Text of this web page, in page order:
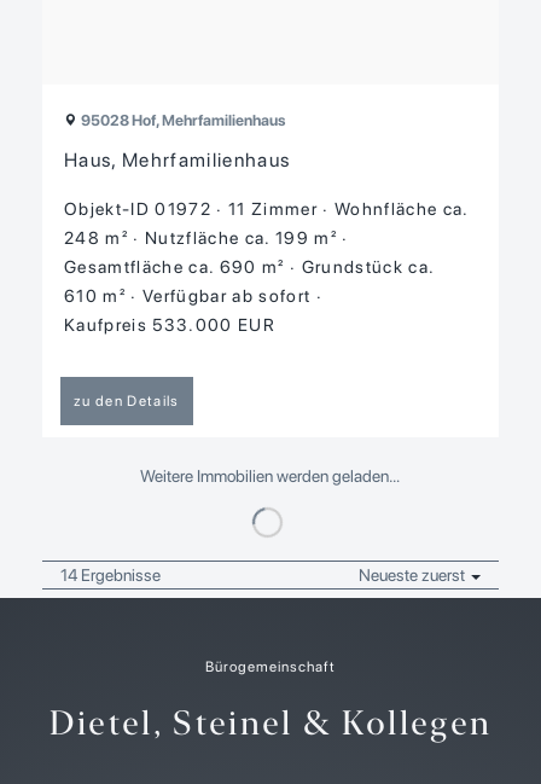
95028 Hof, Mehrfamilienhaus
Haus, Mehrfamilienhaus
Objekt-ID 01972 11 Zimmer
Wohnfläche ca.
248 m²
Nutzfläche ca. 199 m²
Gesamtfläche ca. 690 m²
Grund­stück ca.
610 m²
Verfügbar ab sofort
Kaufpreis 533.000 EUR
zu den Details
Weitere Immobilien werden geladen…
14 Ergebnisse Neueste zuerst
Bürogemeinschaft
Dietel, Steinel & Kollegen